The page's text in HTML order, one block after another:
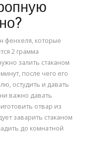
фенхеля, которые
2 грамма
залить стаканом
после чего его
остудить и давать
важно давать
отвар из
заварить стаканом
до комнатной